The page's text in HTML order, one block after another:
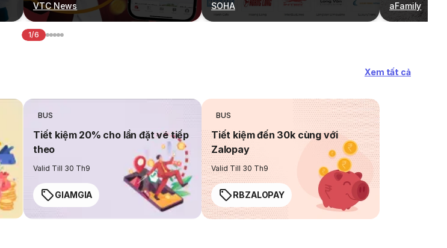
hoá hành trình di chuyển
VTC News
redBus
SOHA
cả gia
aFamily
1/6
Xem tất cả
BUS
Tiết kiệm 20% cho lần đặt vé tiếp
theo
Valid Till 30 Th9
GIAMGIA
BUS
Tiết kiệm đến 30k cùng với
Zalopay
Valid Till 30 Th9
RBZALOPAY